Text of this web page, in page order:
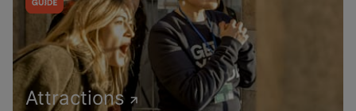
Attractions